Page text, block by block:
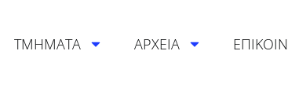
ΤΜΗΜΑΤΑ ΑΡΧΕΙΑ